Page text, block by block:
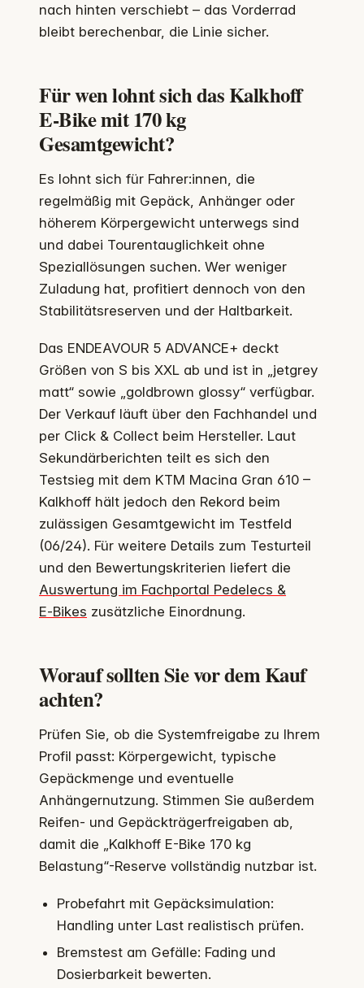
nach hinten verschiebt – das Vorderrad
bleibt berechenbar, die Linie sicher.
Für wen lohnt sich das Kalkhoff
E-Bike mit 170 kg
Gesamtgewicht?
Es lohnt sich für Fahrer:innen, die
regelmäßig mit Gepäck, Anhänger oder
höherem Körpergewicht unterwegs sind
und dabei Tourentauglichkeit ohne
Speziallösungen suchen. Wer weniger
Zuladung hat, profitiert dennoch von den
Stabilitätsreserven und der Haltbarkeit.
Das ENDEAVOUR 5 ADVANCE+ deckt
Größen von S bis XXL ab und ist in „jetgrey
matt“ sowie „goldbrown glossy“ verfügbar.
Der Verkauf läuft über den Fachhandel und
per Click & Collect beim Hersteller. Laut
Sekundärberichten teilt es sich den
Testsieg mit dem KTM Macina Gran 610 –
Kalkhoff hält jedoch den Rekord beim
zulässigen Gesamtgewicht im Testfeld
(06/24). Für weitere Details zum Testurteil
und den Bewertungskriterien liefert die
Auswertung im Fachportal Pedelecs &
E‑Bikes zusätzliche Einordnung.
Worauf sollten Sie vor dem Kauf
achten?
Prüfen Sie, ob die Systemfreigabe zu Ihrem
Profil passt: Körpergewicht, typische
Gepäckmenge und eventuelle
Anhängernutzung. Stimmen Sie außerdem
Reifen- und Gepäckträgerfreigaben ab,
damit die „Kalkhoff E-Bike 170 kg
Belastung“-Reserve vollständig nutzbar ist.
Probefahrt mit Gepäcksimulation:
Handling unter Last realistisch prüfen.
Bremstest am Gefälle: Fading und
Dosierbarkeit bewerten.